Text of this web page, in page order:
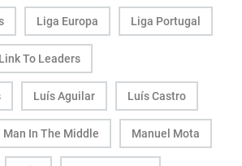
Liga Europa Liga Portugal
Link To Leaders
Luís Aguilar Luís Castro
Man In The Middle Manuel Mota